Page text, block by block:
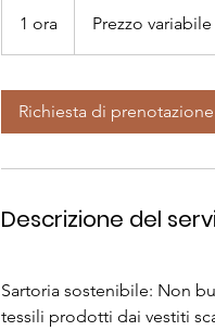
1 ora
o
Prezzo variabile
Richiesta di prenotazione
Descrizione del
Sartoria sostenibile: Non
tessili prodotti dai vestiti